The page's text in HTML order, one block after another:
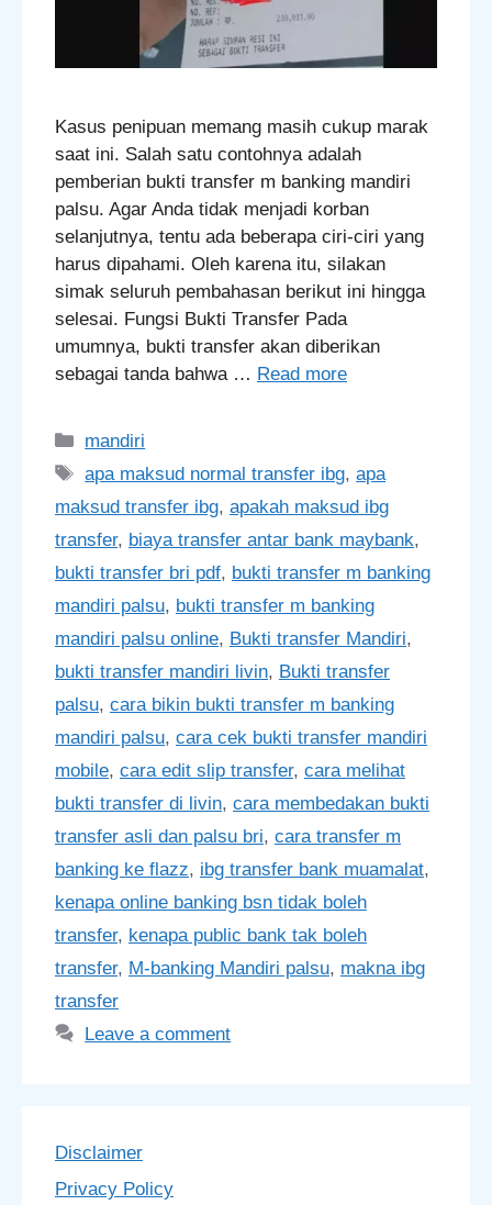
Kasus penipuan memang masih cukup marak
saat ini. Salah satu contohnya adalah
pemberian bukti transfer m banking mandiri
palsu. Agar Anda tidak menjadi korban
selanjutnya, tentu ada beberapa ciri-ciri yang
harus dipahami. Oleh karena itu, silakan
simak seluruh pembahasan berikut ini hingga
selesai. Fungsi Bukti Transfer Pada
umumnya, bukti transfer akan diberikan
sebagai tanda bahwa … Read more
Categories
mandiri
Tags
apa maksud normal transfer ibg,apa
maksud transfer ibg, apakah maksud ibg
transfer, biaya transfer antar bank maybank,
bukti transfer bri pdf, bukti transfer m banking
mandiri palsu, bukti transfer m banking
mandiri palsu online, Bukti transfer Mandiri,
bukti transfer mandiri livin, Bukti transfer
palsu, cara bikin bukti transfer m banking
mandiri palsu, cara cek bukti transfer mandiri
mobile, cara edit slip transfer, cara melihat
bukti transfer di livin, cara membedakan bukti
transfer asli dan palsu bri, cara transfer m
banking ke flazz, ibg transfer bank muamalat,
kenapa online banking bsn tidak boleh
transfer, kenapa public bank tak boleh
transfer, M-banking Mandiri palsu, makna ibg
transfer
Leave a comment
Disclaimer
Privacy Policy